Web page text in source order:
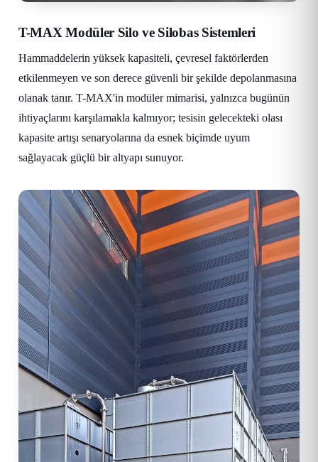
T-MAX Modüler Silo ve Silobas Sistemleri
Hammaddelerin yüksek kapasiteli, çevresel faktörlerden
etkilenmeyen ve son derece güvenli bir şekilde depolanmasına
olanak tanır. T-MAX'in modüler mimarisi, yalnızca bugünün
ihtiyaçlarını karşılamakla kalmıyor; tesisin gelecekteki olası
kapasite artışı senaryolarına da esnek biçimde uyum
sağlayacak güçlü bir altyapı sunuyor.